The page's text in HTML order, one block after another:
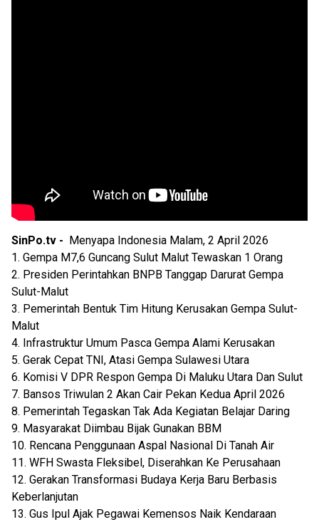
SinPo.tv -
Menyapa Indonesia Malam, 2 April 2026
1. Gempa M7,6 Guncang Sulut Malut Tewaskan 1 Orang
2. Presiden Perintahkan BNPB Tanggap Darurat Gempa
Sulut-Malut
3. Pemerintah Bentuk Tim Hitung Kerusakan Gempa Sulut-
Malut
4. Infrastruktur Umum Pasca Gempa Alami Kerusakan
5. Gerak Cepat TNI, Atasi Gempa Sulawesi Utara
6. Komisi V DPR Respon Gempa Di Maluku Utara Dan Sulut
7. Bansos Triwulan 2 Akan Cair Pekan Kedua April 2026
8. Pemerintah Tegaskan Tak Ada Kegiatan Belajar Daring
9. Masyarakat Diimbau Bijak Gunakan BBM
10. Rencana Penggunaan Aspal Nasional Di Tanah Air
11. WFH Swasta Fleksibel, Diserahkan Ke Perusahaan
12. Gerakan Transformasi Budaya Kerja Baru Berbasis
Keberlanjutan
13. Gus Ipul Ajak Pegawai Kemensos Naik Kendaraan